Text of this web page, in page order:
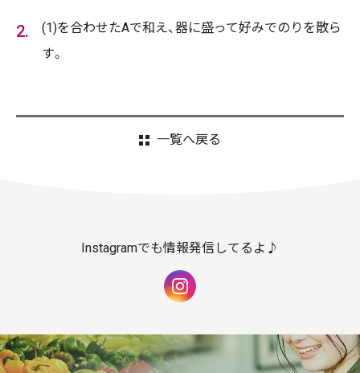
(1)を合わせたAで和え、器に盛って好みでのりを散ら
す。
一覧へ戻る
Instagramでも情報発信してるよ♪